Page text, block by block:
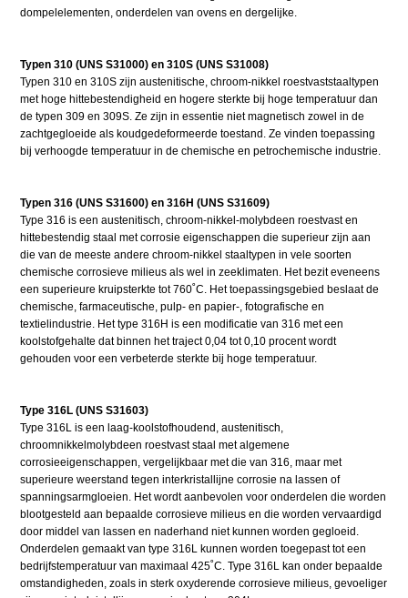
dompelelementen, onderdelen van ovens en dergelijke.
Typen 310 (UNS S31000) en 310S (UNS S31008)
Typen 310 en 310S zijn austenitische, chroom-nikkel roestvaststaaltypen
met hoge hittebestendigheid en hogere sterkte bij hoge temperatuur dan
de typen 309 en 309S. Ze zijn in essentie niet magnetisch zowel in de
zachtgegloeide als koudgedeformeerde toestand. Ze vinden toepassing
bij verhoogde temperatuur in de chemische en petrochemische industrie.
Typen 316 (UNS S31600) en 316H (UNS S31609)
Type 316 is een austenitisch, chroom-nikkel-molybdeen roestvast en
hittebestendig staal met corrosie eigenschappen die superieur zijn aan
die van de meeste andere chroom-nikkel staaltypen in vele soorten
chemische corrosieve milieus als wel in zeeklimaten. Het bezit eveneens
een superieure kruipsterkte tot 760˚C. Het toepassingsgebied beslaat de
chemische, farmaceutische, pulp- en papier-, fotografische en
textielindustrie. Het type 316H is een modificatie van 316 met een
koolstofgehalte dat binnen het traject 0,04 tot 0,10 procent wordt
gehouden voor een verbeterde sterkte bij hoge temperatuur.
Type 316L (UNS S31603)
Type 316L is een laag-koolstofhoudend, austenitisch,
chroomnikkelmolybdeen roestvast staal met algemene
corrosieeigenschappen, vergelijkbaar met die van 316, maar met
superieure weerstand tegen interkristallijne corrosie na lassen of
spanningsarmgloeien. Het wordt aanbevolen voor onderdelen die worden
blootgesteld aan bepaalde corrosieve milieus en die worden vervaardigd
door middel van lassen en naderhand niet kunnen worden gegloeid.
Onderdelen gemaakt van type 316L kunnen worden toegepast tot een
bedrijfstemperatuur van maximaal 425˚C. Type 316L kan onder bepaalde
omstandigheden, zoals in sterk oxyderende corrosieve milieus, gevoeliger